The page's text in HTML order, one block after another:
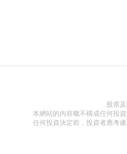
股票
本網站的內容概不構成任何投
任何投資決定前，投資者應考